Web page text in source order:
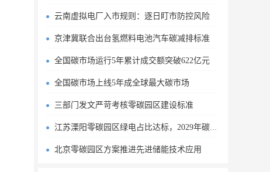
云南虚拟电厂入市规则：逐日盯市防控风险
京津冀联合出台氢燃料电池汽车碳减排标准
全国碳市场运行5年累计成交额突破622亿元
全国碳市场上线5年成全球最大碳市场
三部门发文严苛考核零碳园区建设标准
江苏溧阳零碳园区绿电占比达标，2029年碳排目标明确
北京零碳园区方案推进先进储能技术应用